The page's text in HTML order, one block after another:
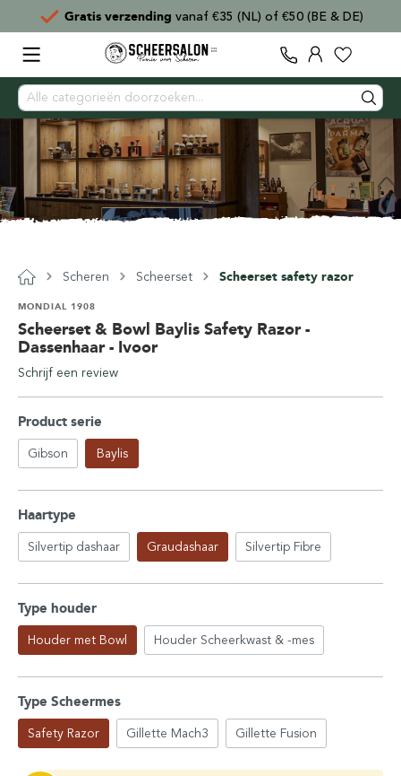
Gratis verzending vanaf €35 (NL) of €50 (BE & DE)
Scheren Scheerset Scheerset safety razor
Scheerset & Bowl Baylis Safety Razor -
Dassenhaar - Ivoor
MONDIAL 1908
Schrijf een review
Product serie
Gibson Baylis
Haartype
Silvertip dashaar Graudashaar Silvertip Fibre
Type houder
Houder met Bowl Houder Scheerkwast & -mes
Type Scheermes
Safety Razor Gillette Mach3 Gillette Fusion